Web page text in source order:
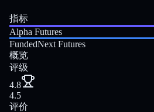
指标
Alpha Futures
FundedNext Futures
概览
评级
4.8
4.5
评价